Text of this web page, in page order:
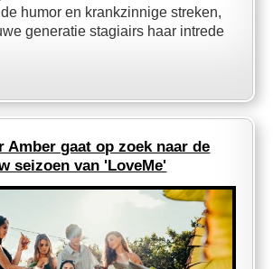
humor en krankzinnige streken,
generatie stagiairs haar intrede
Amber gaat op zoek naar de
seizoen van 'LoveMe'